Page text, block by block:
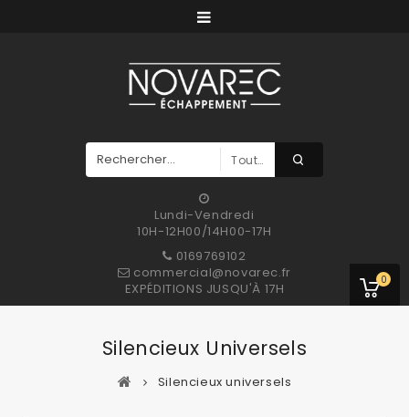
0
Toutes Les Catégories
Lundi-Vendredi
10H-12H00/14H00-17H
0169769102
commercial@novarec.fr
EXPÉDITIONS JUSQU'À 17H
Silencieux Universels
Silencieux universels